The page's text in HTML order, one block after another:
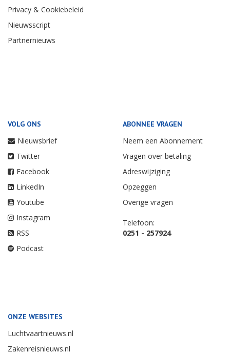
Privacy & Cookiebeleid
Nieuwsscript
Partnernieuws
VOLG ONS
Nieuwsbrief
Twitter
Facebook
LinkedIn
Youtube
Instagram
RSS
Podcast
ABONNEE VRAGEN
Neem een Abonnement
Vragen over betaling
Adreswijziging
Opzeggen
Overige vragen
Telefoon:
0251 - 257924
ONZE WEBSITES
Luchtvaartnieuws.nl
Zakenreisnieuws.nl